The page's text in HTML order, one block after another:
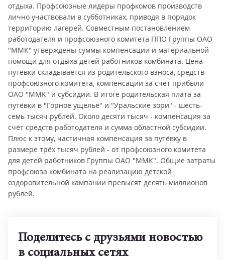
отдыха. Профсоюзные лидеры профкомов производств
лично участвовали в субботниках, приводя в порядок
территорию лагерей. Совместным постановлением
работодателя и профсоюзного комитета ППО Группы ОАО
"ММК" утверждены суммы компенсации и материальной
помощи для отдыха детей работников комбината. Цена
путёвки складывается из родительского взноса, средств
профсоюзного комитета, компенсации за счёт прибыли
ОАО "ММК" и субсидии. В итоге родительская плата за
путёвки в "Горное ущелье" и "Уральские зори" - шесть-
семь тысяч рублей. Около десяти тысяч - компенсация за
счёт средств работодателя и сумма областной субсидии.
Плюс к этому, частичная компенсация за путёвку в
размере трёх тысяч рублей - от профсоюзного комитета
для детей работников Группы ОАО "ММК". Общие затраты
профсоюза комбината на реализацию детской
оздоровительной кампании превысят десять миллионов
рублей.
Поделитесь с друзьями новостью
в социальных сетях